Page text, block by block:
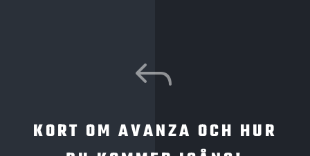
J
KORT OM AVANZA OCH HUR